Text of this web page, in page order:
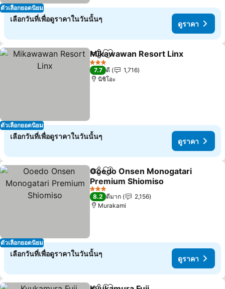
ตัวเลือกยอดนิยม
เลือกวันที่เพื่อดูราคาในวันนั้นๆ
ดูราคา
ตัวเลือกยอดนิยม
แชร์ เพิ่มในรายการโปรด
Mikawawan Resort Linx
3 ดาว
7.7 ดี
1,716
นิชิโอะ
เลือกวันที่เพื่อดูราคาในวันนั้นๆ
ดูราคา
ตัวเลือกยอดนิยม
แชร์ เพิ่มในรายการโปรด
Ooedo Onsen Monogatari
Premium Shiomiso
3 ดาว
8.2 ดีมาก
2,156
Murakami
เลือกวันที่เพื่อดูราคาในวันนั้นๆ
ดูราคา